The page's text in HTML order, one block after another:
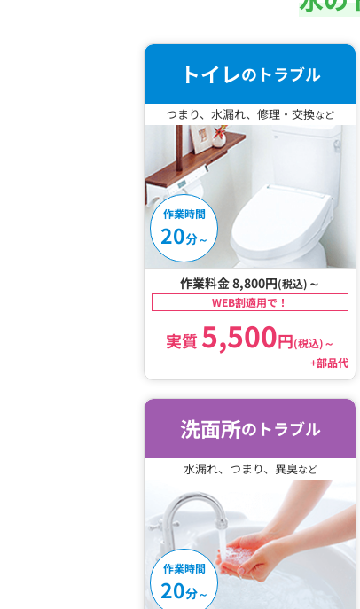
トイレのトラブル
つまり、水漏れ、修理・交換など
作業時間
20分～
作業料金 8,800円(税込) ～
WEB割適用で！
実質 5,500円(税込)～
+部品代
洗面所のトラブル
水漏れ、つまり、異臭など
作業時間
20分～